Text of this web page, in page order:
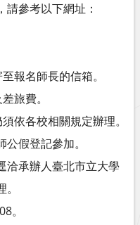
參考以下網址：
報名師長的信箱。
旅費。
依各校相關規定辦理。
假登記參加。
承辦人臺北市立大學
。